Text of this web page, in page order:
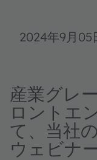
2024年9月05
産業グレ
ロントエ
て、当社
ウェビナ